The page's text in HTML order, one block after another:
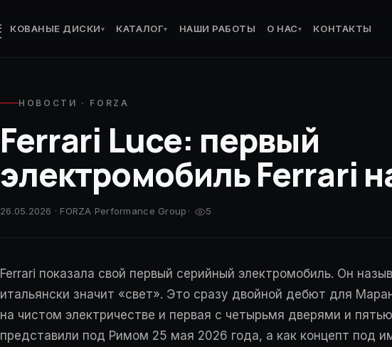
КОВАНЫЕ ДИСКИ▾ КАТАЛОГ▾ НАШИ РАБОТЫ О НАС▾ КОНТАКТЫ
НОВОСТИ · FORZA
Ferrari Luce: первый
электромобиль Ferrari
26.05.2026 · FORZA Performance Group · 5
Ferrari показала свой первый серийный электромобиль. Он
итальянски значит «свет». Это сразу двойной дебют для
на чистом электричестве и первая с четырьмя дверями и
представили под Римом 25 мая 2026 года, а как концепт под